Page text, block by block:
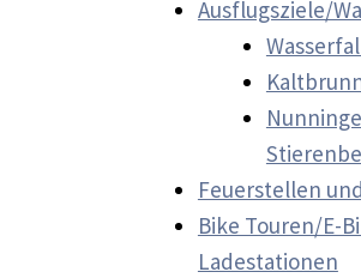
Ausflugsziele/
Feuerstellen
Bike Touren/E-
Ladestationen